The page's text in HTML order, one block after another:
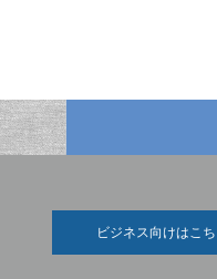
ビジネス向けはこち